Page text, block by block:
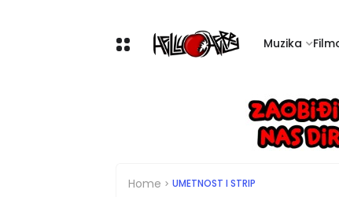
Muzika
Home UMETNOST I STRIP